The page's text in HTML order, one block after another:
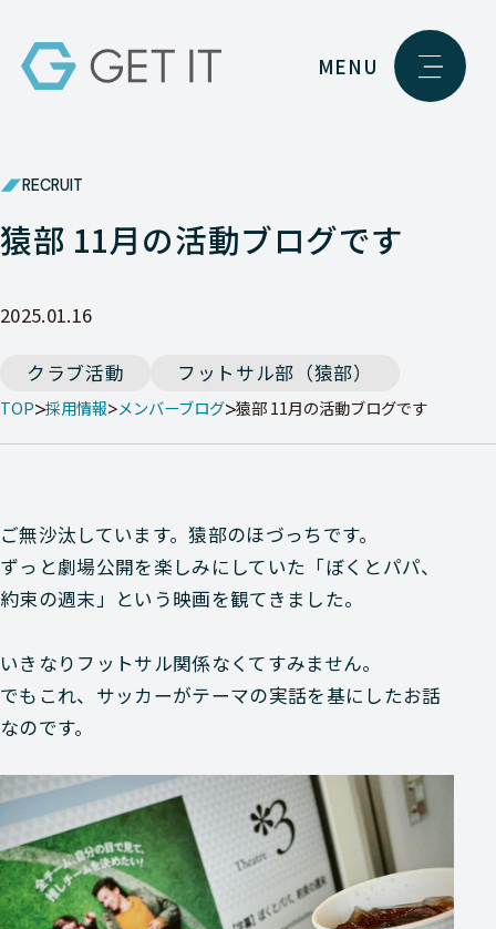
MENU
RECRUIT
猿部 11月の活動ブログです
2025.01.16
クラブ活動 フットサル部（猿部）
TOP 採用情報 メンバーブログ 猿部 11月の活動ブログです
ご無沙汰しています。猿部のほづっちです。
ずっと劇場公開を楽しみにしていた「ぼくとパパ、
約束の週末」という映画を観てきました。
いきなりフットサル関係なくてすみません。
でもこれ、サッカーがテーマの実話を基にしたお話
なのです。